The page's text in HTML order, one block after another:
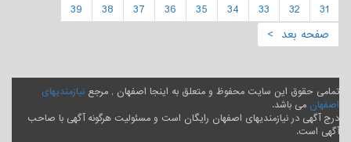
31
32
33
34
35
36
37
38
39
صفحه بعد >
تمامی حقوق این سایت محفوظ و متعلق به اینجا اصفهان , مرجع نیازمندیهای
اصفهان می باشد.
درج آگهی در نیازمندیهای اصفهان رایگان است و مسئولیت هرگونه آگهی با صاحب
آگهی است.